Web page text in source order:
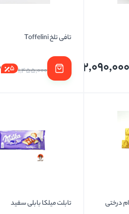
2,090,000
تافی تلخ Toffelini
5 1,455,000
درختی تابلت میلکا بابلی سفید